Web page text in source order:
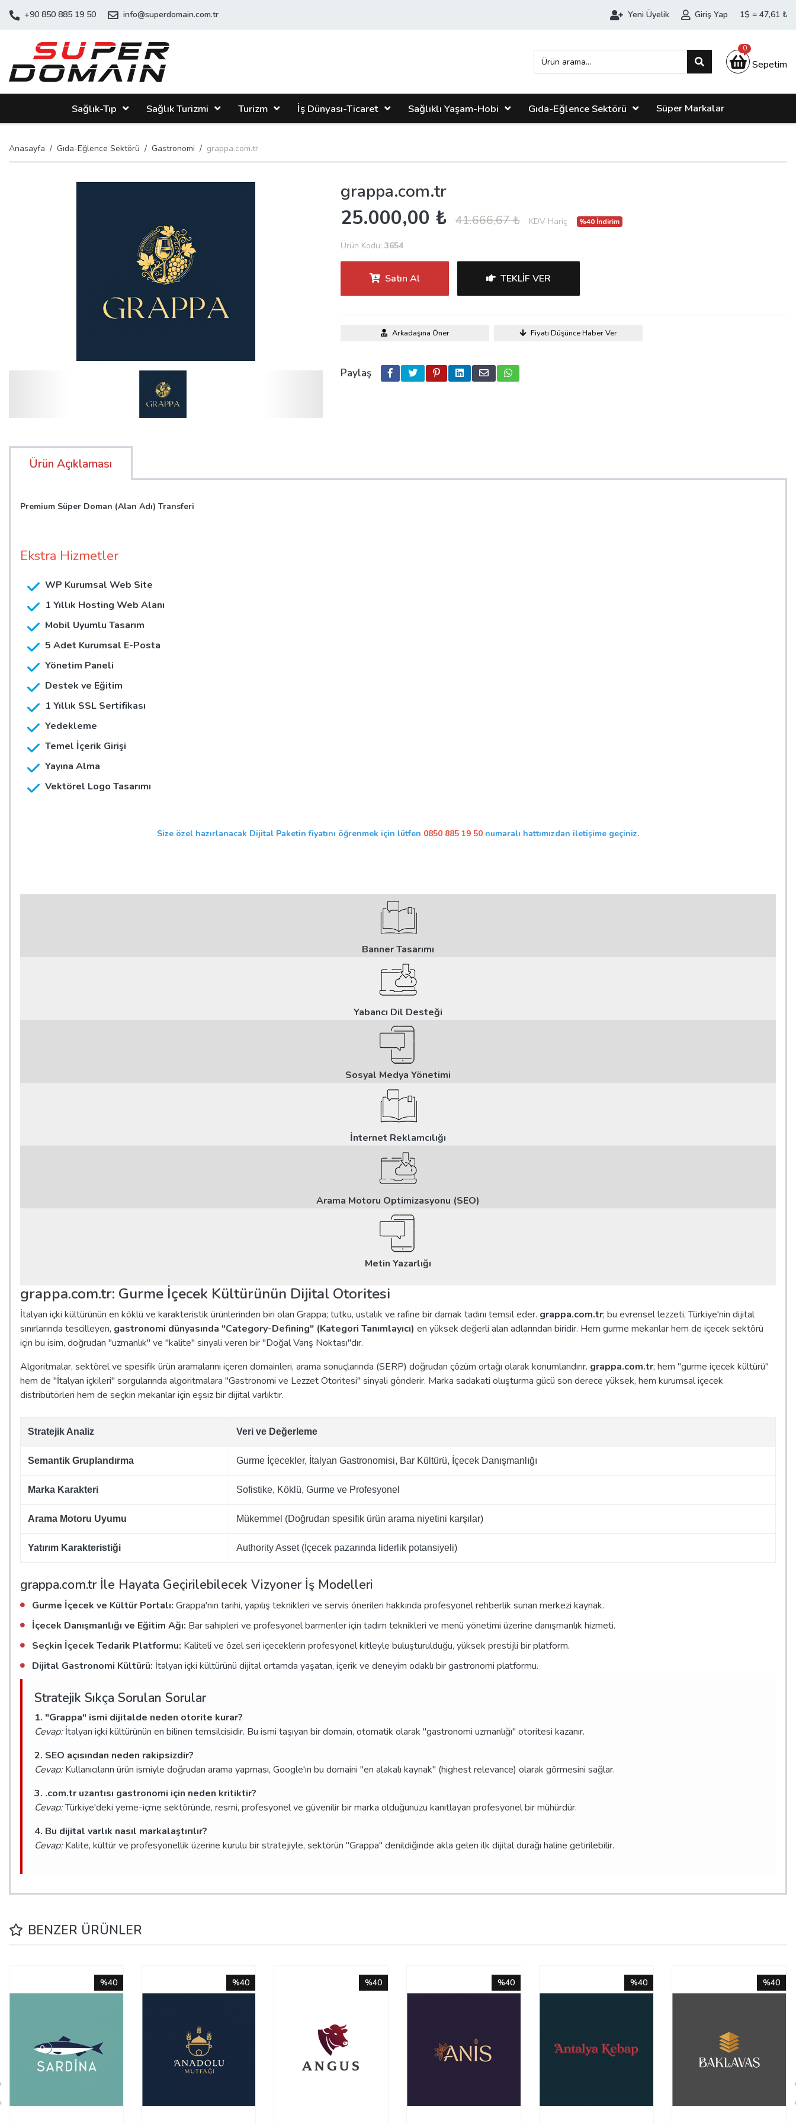
+90 850 885 19 50 info@superdomain.com.tr Yeni Üyelik Giriş Yap 1$ = 47,61 ₺
0
Sepetim
Sağlık-Tıp Sağlık Turizmi Turizm İş Dünyası-Ticaret Sağlıklı Yaşam-Hobi Gıda-Eğlence Sektörü Süper Markalar
Anasayfa Gıda-Eğlence Sektörü Gastronomi grappa.com.tr
grappa.com.tr
25.000,00 ₺ 41.666,67 ₺ KDV Hariç %40 İndirim
Ürün Kodu: 3654
Satın Al TEKLIF VER
Arkadaşına Öner Fiyatı Düşünce Haber Ver
Paylaş
Ürün Açıklaması
Premium Süper Doman (Alan Adı) Transferi
Ekstra Hizmetler
WP Kurumsal Web Site
1 Yıllık Hosting Web Alanı
Mobil Uyumlu Tasarım
5 Adet Kurumsal E-Posta
Yönetim Paneli
Destek ve Eğitim
1 Yıllık SSL Sertifikası
Yedekleme
Temel İçerik Girişi
Yayına Alma
Vektörel Logo Tasarımı
Size özel hazırlanacak Dijital Paketin fiyatını öğrenmek için lütfen 0850 885 19 50 numaralı hattımızdan iletişime geçiniz.
Banner Tasarımı
Yabancı Dil Desteği
Sosyal Medya Yönetimi
İnternet Reklamcılığı
Arama Motoru Optimizasyonu (SEO)
Metin Yazarlığı
grappa.com.tr: Gurme İçecek Kültürünün Dijital Otoritesi
İtalyan içki kültürünün en köklü ve karakteristik ürünlerinden biri olan Grappa; tutku, ustalık ve rafine bir damak tadını temsil eder. grappa.com.tr; bu evrensel lezzeti, Türkiye'nin dijital
sınırlarında tescilleyen, gastronomi dünyasında "Category-Defining" (Kategori Tanımlayıcı) en yüksek değerli alan adlarından biridir. Hem gurme mekanlar hem de içecek sektörü
için bu isim, doğrudan "uzmanlık" ve "kalite" sinyali veren bir "Doğal Varış Noktası"dır.
Algoritmalar, sektörel ve spesifik ürün aramalarını içeren domainleri, arama sonuçlarında (SERP) doğrudan çözüm ortağı olarak konumlandırır. grappa.com.tr; hem "gurme içecek kültürü"
hem de "İtalyan içkileri" sorgularında algoritmalara "Gastronomi ve Lezzet Otoritesi" sinyali gönderir. Marka sadakati oluşturma gücü son derece yüksek, hem kurumsal içecek
distribütörleri hem de seçkin mekanlar için eşsiz bir dijital varlıktır.
Stratejik Analiz Veri ve Değerleme
Semantik Gruplandırma Gurme İçecekler, İtalyan Gastronomisi, Bar Kültürü, İçecek Danışmanlığı
Marka Karakteri Sofistike, Köklü, Gurme ve Profesyonel
Arama Motoru Uyumu Mükemmel (Doğrudan spesifik ürün arama niyetini karşılar)
Yatırım Karakteristiği Authority Asset (İçecek pazarında liderlik potansiyeli)
grappa.com.tr İle Hayata Geçirilebilecek Vizyoner İş Modelleri
Gurme İçecek ve Kültür Portalı: Grappa'nın tarihi, yapılış teknikleri ve servis önerileri hakkında profesyonel rehberlik sunan merkezi kaynak.
İçecek Danışmanlığı ve Eğitim Ağı: Bar sahipleri ve profesyonel barmenler için tadım teknikleri ve menü yönetimi üzerine danışmanlık hizmeti.
Seçkin İçecek Tedarik Platformu: Kaliteli ve özel seri içeceklerin profesyonel kitleyle buluşturulduğu, yüksek prestijli bir platform.
Dijital Gastronomi Kültürü: İtalyan içki kültürünü dijital ortamda yaşatan, içerik ve deneyim odaklı bir gastronomi platformu.
Stratejik Sıkça Sorulan Sorular
1. "Grappa" ismi dijitalde neden otorite kurar?
Cevap:İtalyan içki kültürünün en bilinen temsilcisidir. Bu ismi taşıyan bir domain, otomatik olarak "gastronomi uzmanlığı" otoritesi kazanır.
2. SEO açısından neden rakipsizdir?
Cevap:Kullanıcıların ürün ismiyle doğrudan arama yapması, Google'ın bu domaini "en alakalı kaynak" (highest relevance) olarak görmesini sağlar.
3. .com.tr uzantısı gastronomi için neden kritiktir?
Cevap:Türkiye'deki yeme-içme sektöründe, resmi, profesyonel ve güvenilir bir marka olduğunuzu kanıtlayan profesyonel bir mühürdür.
4. Bu dijital varlık nasıl markalaştırılır?
Cevap:Kalite, kültür ve profesyonellik üzerine kurulu bir stratejiyle, sektörün "Grappa" denildiğinde akla gelen ilk dijital durağı haline getirilebilir.
BENZER ÜRÜNLER
%40 %40 %40 %40 %40 %40